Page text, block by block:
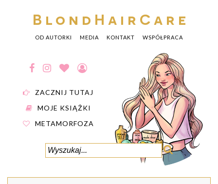
BlondHairCare
OD AUTORKI MEDIA KONTAKT WSPÓŁPRACA
ZACZNIJ TUTAJ
MOJE KSIĄŻKI
METAMORFOZA